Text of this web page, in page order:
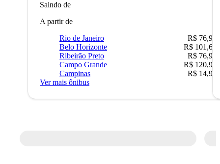
Saindo de
A partir de
Rio de Janeiro
R$ 76,90
Belo Horizonte
R$ 101,67
Ribeirão Preto
R$ 76,90
Campo Grande
R$ 120,90
Campinas
R$ 14,90
Ver mais ônibus